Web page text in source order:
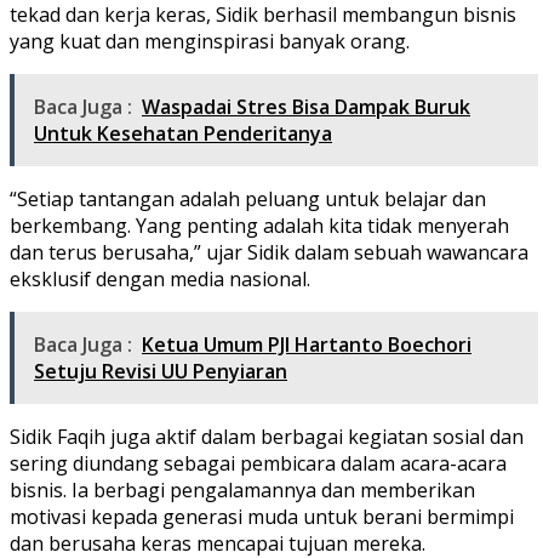
tekad dan kerja keras, Sidik berhasil membangun bisnis
yang kuat dan menginspirasi banyak orang.
Baca Juga : Waspadai Stres Bisa Dampak Buruk
Untuk Kesehatan Penderitanya
“Setiap tantangan adalah peluang untuk belajar dan
berkembang. Yang penting adalah kita tidak menyerah
dan terus berusaha,” ujar Sidik dalam sebuah wawancara
eksklusif dengan media nasional.
Baca Juga : Ketua Umum PJI Hartanto Boechori
Setuju Revisi UU Penyiaran
Sidik Faqih juga aktif dalam berbagai kegiatan sosial dan
sering diundang sebagai pembicara dalam acara-acara
bisnis. Ia berbagi pengalamannya dan memberikan
motivasi kepada generasi muda untuk berani bermimpi
dan berusaha keras mencapai tujuan mereka.